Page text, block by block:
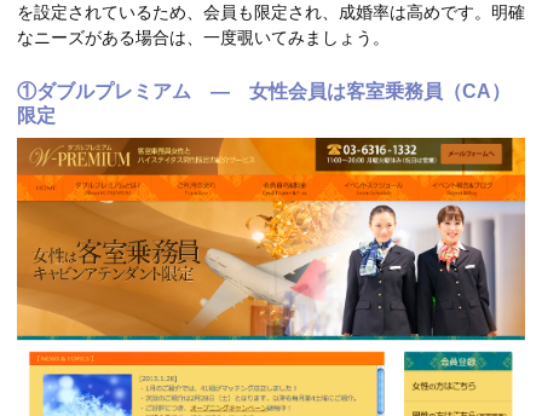
を設定されているため、会員も限定され、成婚率は高めです。明確
なニーズがある場合は、一度覗いてみましょう。
①ダブルプレミアム — 女性会員は客室乗務員（CA）
限定